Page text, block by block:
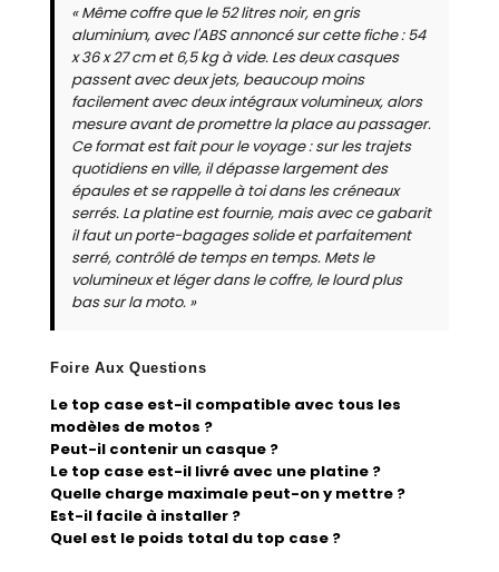
« Même coffre que le 52 litres noir, en gris
aluminium, avec l'ABS annoncé sur cette fiche : 54
x 36 x 27 cm et 6,5 kg à vide. Les deux casques
passent avec deux jets, beaucoup moins
facilement avec deux intégraux volumineux, alors
mesure avant de promettre la place au passager.
Ce format est fait pour le voyage : sur les trajets
quotidiens en ville, il dépasse largement des
épaules et se rappelle à toi dans les créneaux
serrés. La platine est fournie, mais avec ce gabarit
il faut un porte-bagages solide et parfaitement
serré, contrôlé de temps en temps. Mets le
volumineux et léger dans le coffre, le lourd plus
bas sur la moto. »
Foire Aux Questions
Le top case est-il compatible avec tous les
modèles de motos ?
Peut-il contenir un casque ?
Le top case est-il livré avec une platine ?
Quelle charge maximale peut-on y mettre ?
Est-il facile à installer ?
Quel est le poids total du top case ?